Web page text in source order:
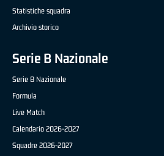
Statistiche squadra
Archivio storico
Serie B Nazionale
Serie B Nazionale
Formula
Live Match
Calendario 2026-2027
Squadre 2026-2027